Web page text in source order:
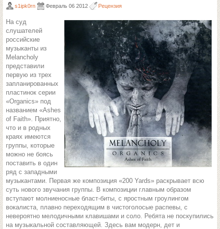
s1ipk0rn Февраль 06 2012 Рецензия
На суд
слушателей
российские
музыканты из
Melancholy
представили
первую из трех
запланированных
пластинок серии
«Organics» под
названием «Ashes
of Faith». Приятно,
что и в родных
краях имеются
группы, которые
можно не боясь
поставить в один
ряд с западными
музыкантами. Первая же композиция «200 Yards» раскрывает всю
суть нового звучания группы. В композиции главным образом
вступают молниеносные бласт-биты, с яростным гроулингом
вокалиста, плавно переходящим в чистоголосые распевы, с
невероятно мелодичными клавишами и соло. Ребята не поскупились
на музыкальной составляющей. Здесь вам модерн, дет и